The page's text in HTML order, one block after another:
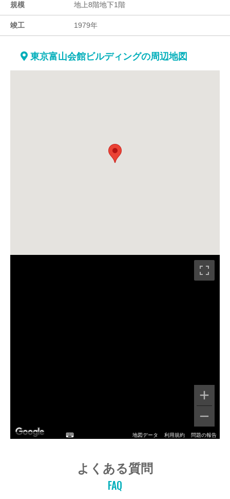
規模 地上8階地下1階
竣工 1979年
東京富山会館ビルディングの周辺地図
地図データ 利用規約 問題の報告
よくある質問
FAQ